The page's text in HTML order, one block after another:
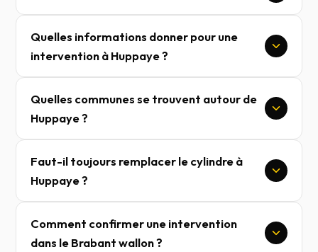
Quelles informations donner pour une
intervention à Huppaye ?
Quelles communes se trouvent autour de
Huppaye ?
Faut-il toujours remplacer le cylindre à
Huppaye ?
Comment confirmer une intervention
dans le Brabant wallon ?